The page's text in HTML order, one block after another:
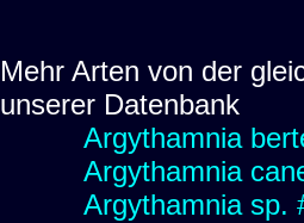
Mehr Arten von der
unserer Datenbank
Argythamnia
Argythamnia
Argythamnia sp.